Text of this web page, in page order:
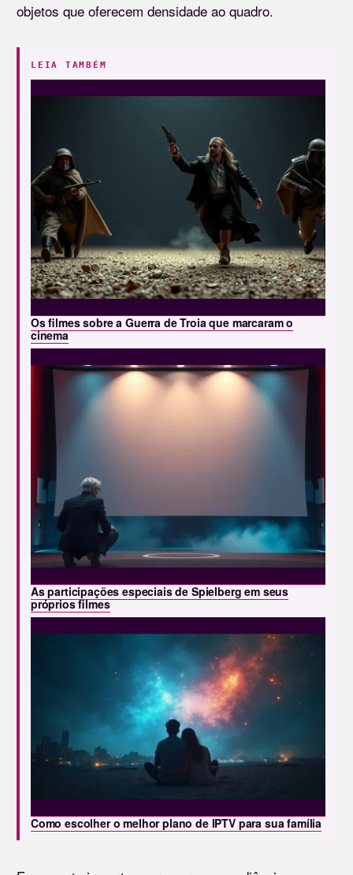
objetos que oferecem densidade ao quadro.
LEIA TAMBÉM
Os filmes sobre a Guerra de Troia que marcaram o
cinema
As participações especiais de Spielberg em seus
próprios filmes
Como escolher o melhor plano de IPTV para sua família